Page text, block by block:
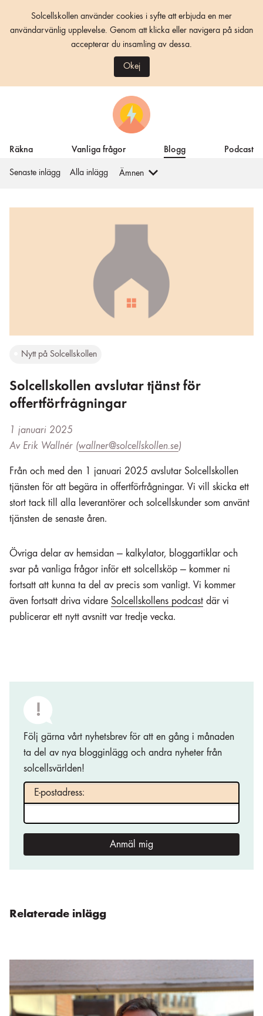
Solcellskollen använder cookies i syfte att erbjuda en mer
användarvänlig upplevelse. Genom att klicka eller navigera på sidan
accepterar du insamling av dessa.
Okej
Räkna Vanliga frågor Blogg Podcast
Senaste inlägg Alla inlägg Ämnen
Nytt på Solcellskollen
Solcellskollen avslutar tjänst för
offertförfrågningar
1 januari 2025
Av Erik Wallnér (wallner@solcellskollen.se)
Från och med den 1 januari 2025 avslutar Solcellskollen
tjänsten för att begära in offertförfrågningar. Vi vill skicka ett
stort tack till alla leverantörer och solcellskunder som använt
tjänsten de senaste åren.
Övriga delar av hemsidan — kalkylator, bloggartiklar och
svar på vanliga frågor inför ett solcellsköp — kommer ni
fortsatt att kunna ta del av precis som vanligt. Vi kommer
även fortsatt driva vidare Solcellskollens podcast där vi
publicerar ett nytt avsnitt var tredje vecka.
Följ gärna vårt nyhetsbrev för att en gång i månaden
ta del av nya blogginlägg och andra nyheter från
solcellsvärlden!
E-postadress:
Anmäl mig
Relaterade inlägg